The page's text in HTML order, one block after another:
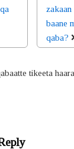
baane
qaba?
tikeeta